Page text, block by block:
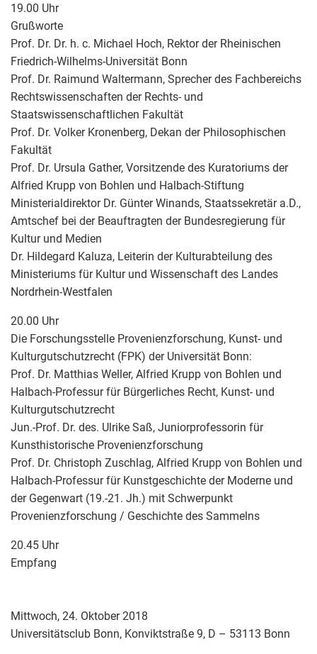
19.00 Uhr
Grußworte
Prof. Dr. Dr. h. c. Michael Hoch, Rektor der Rheinischen
Friedrich-Wilhelms-Universität Bonn
Prof. Dr. Raimund Waltermann, Sprecher des Fachbereichs
Rechtswissenschaften der Rechts- und
Staatswissenschaftlichen Fakultät
Prof. Dr. Volker Kronenberg, Dekan der Philosophischen
Fakultät
Prof. Dr. Ursula Gather, Vorsitzende des Kuratoriums der
Alfried Krupp von Bohlen und Halbach-Stiftung
Ministerialdirektor Dr. Günter Winands, Staatssekretär a.D.,
Amtschef bei der Beauftragten der Bundesregierung für
Kultur und Medien
Dr. Hildegard Kaluza, Leiterin der Kulturabteilung des
Ministeriums für Kultur und Wissenschaft des Landes
Nordrhein-Westfalen
20.00 Uhr
Die Forschungsstelle Provenienzforschung, Kunst- und
Kulturgutschutzrecht (FPK) der Universität Bonn:
Prof. Dr. Matthias Weller, Alfried Krupp von Bohlen und
Halbach-Professur für Bürgerliches Recht, Kunst- und
Kulturgutschutzrecht
Jun.-Prof. Dr. des. Ulrike Saß, Juniorprofessorin für
Kunsthistorische Provenienzforschung
Prof. Dr. Christoph Zuschlag, Alfried Krupp von Bohlen und
Halbach-Professur für Kunstgeschichte der Moderne und
der Gegenwart (19.-21. Jh.) mit Schwerpunkt
Provenienzforschung / Geschichte des Sammelns
20.45 Uhr
Empfang
Mittwoch, 24. Oktober 2018
Universitätsclub Bonn, Konviktstraße 9, D – 53113 Bonn